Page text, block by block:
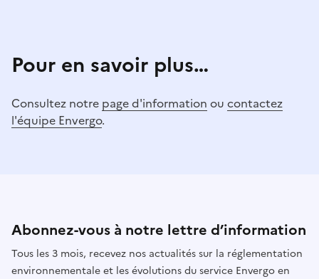
Pour en savoir plus…
Consultez notre page d'information ou contactez
l'équipe Envergo.
Abonnez-vous à notre lettre d’information
Tous les 3 mois, recevez nos actualités sur la réglementation
environnementale et les évolutions du service Envergo en